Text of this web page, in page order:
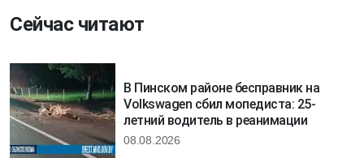
Сейчас читают
В Пинском районе бесправник на
Volkswagen сбил мопедиста: 25-
летний водитель в реанимации
08.08.2026